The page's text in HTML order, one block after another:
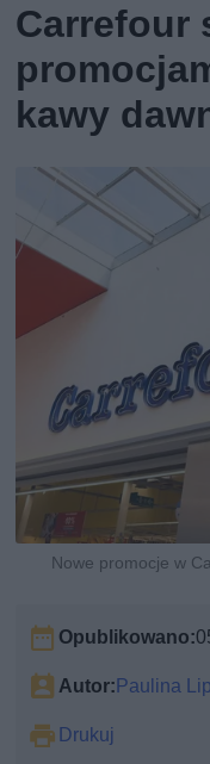
Carrefour
kawy
Nowe promocje w
Opublikowano:
Autor: Paulina
Drukuj